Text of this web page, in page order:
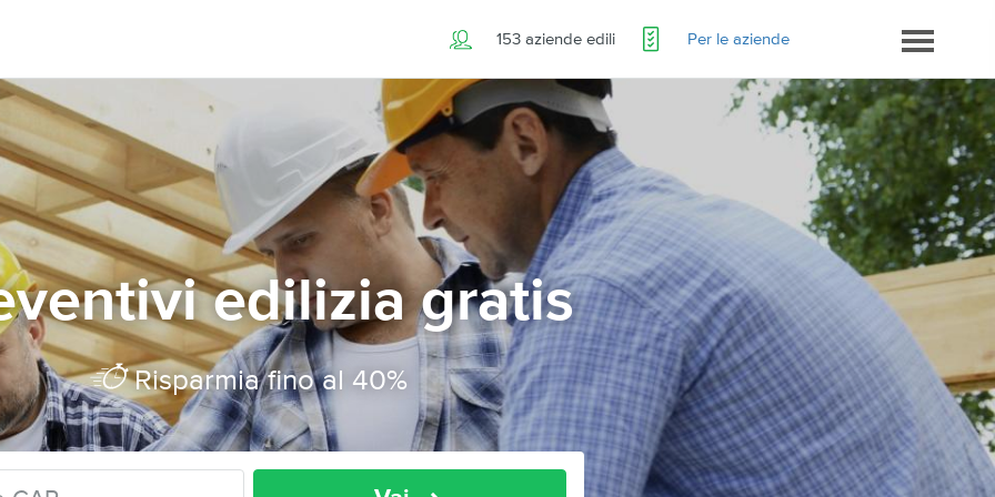
153 aziende edili Per le aziende
edilizia gratis
Risparmia fino al 40%